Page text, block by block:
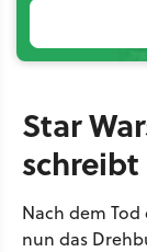
Star
schreibt
Nach dem
nun das